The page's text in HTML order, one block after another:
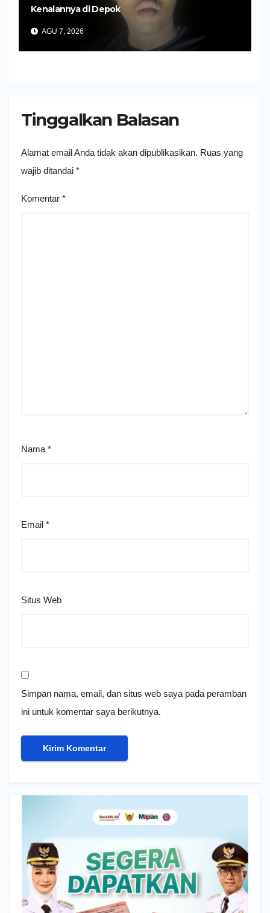
Kenalannya di Depok
AGU 7, 2026
Tinggalkan Balasan
Alamat email Anda tidak akan dipublikasikan. Ruas yang
wajib ditandai *
Komentar *
Nama *
Email *
Situs Web
Simpan nama, email, dan situs web saya pada peramban
ini untuk komentar saya berikutnya.